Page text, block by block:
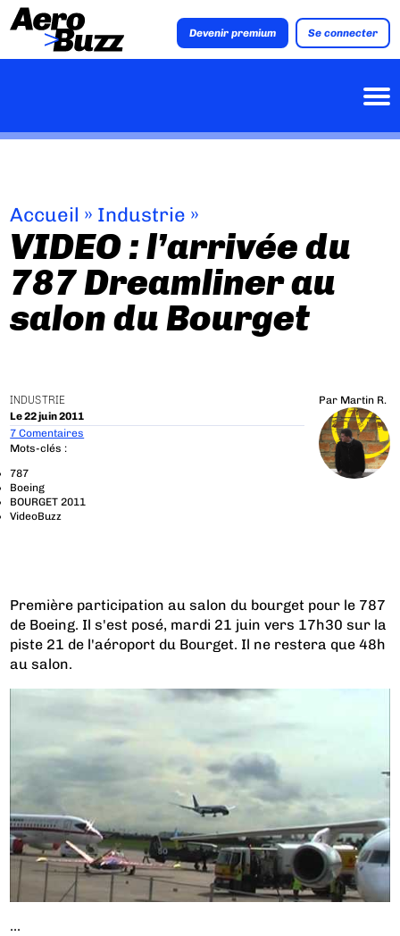
Devenir premium Se connecter
Accueil » Industrie »
VIDEO : l’arrivée du
787 Dreamliner au
salon du Bourget
INDUSTRIE
Le 22 juin 2011
Par Martin R.
7 Comentaires
Mots-clés :
787
Boeing
BOURGET 2011
VideoBuzz
Première participation au salon du bourget pour le 787
de Boeing. Il s'est posé, mardi 21 juin vers 17h30 sur la
piste 21 de l'aéroport du Bourget. Il ne restera que 48h
au salon.
...